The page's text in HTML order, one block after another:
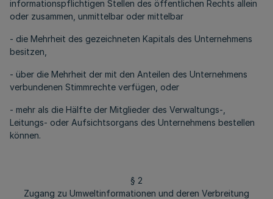
informationspflichtigen Stellen des öffentlichen Rechts allein
oder zusammen, unmittelbar oder mittelbar
- die Mehrheit des gezeichneten Kapitals des Unternehmens
besitzen,
- über die Mehrheit der mit den Anteilen des Unternehmens
verbundenen Stimmrechte verfügen, oder
- mehr als die Hälfte der Mitglieder des Verwaltungs-,
Leitungs- oder Aufsichtsorgans des Unternehmens bestellen
können.
§ 2
Zugang zu Umweltinformationen und deren Verbreitung